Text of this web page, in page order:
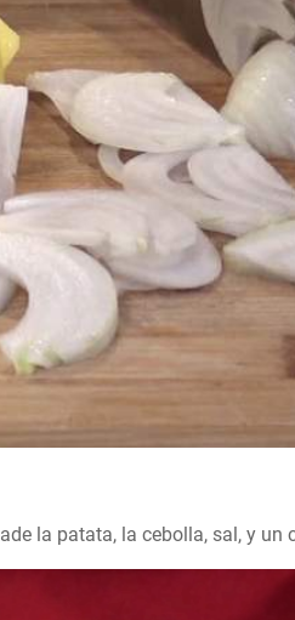
la patata, la cebolla, sal, y un